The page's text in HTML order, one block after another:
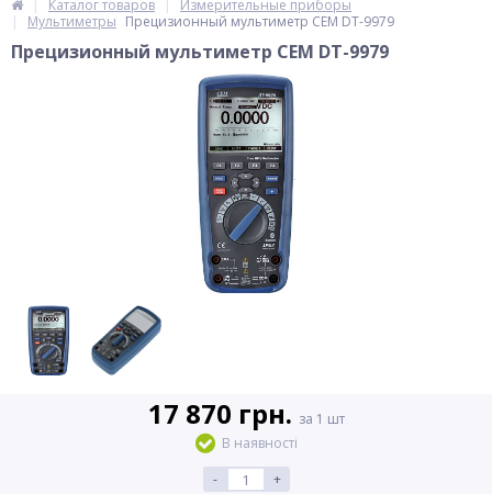
Каталог товаров
Измерительные приборы
Мультиметры Прецизионный мультиметр СЕМ DT-9979
Прецизионный мультиметр СЕМ DT-9979
17 870 грн. за 1 шт
В наявності
-
+